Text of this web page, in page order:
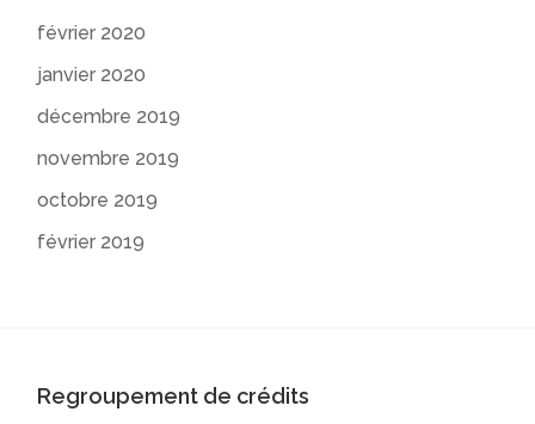
février 2020
janvier 2020
décembre 2019
novembre 2019
octobre 2019
février 2019
Regroupement de crédits